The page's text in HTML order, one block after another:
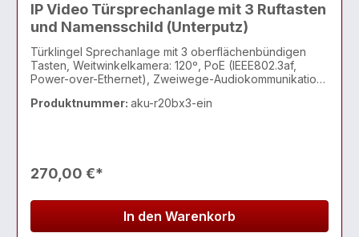
IP Video Türsprechanlage mit 3 Ruftasten
und Namensschild (Unterputz)
Türklingel Sprechanlage mit 3 oberflächenbündigen
Tasten, Weitwinkelkamera: 120º, PoE (IEEE802.3af,
Power-over-Ethernet), Zweiwege-Audiokommunikation
entspricht dem SIP-Standard zur einfach
Produktnummer: aku-r20bx3-ein
270,00 €*
In den Warenkorb